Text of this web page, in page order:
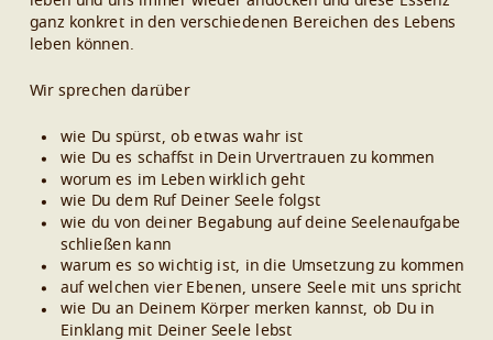
ganz konkret in den verschiedenen Bereichen des Lebens
leben können.
Wir sprechen darüber
wie Du spürst, ob etwas wahr ist
wie Du es schaffst in Dein Urvertrauen zu kommen
worum es im Leben wirklich geht
wie Du dem Ruf Deiner Seele folgst
wie du von deiner Begabung auf deine Seelenaufgabe
schließen kann
warum es so wichtig ist, in die Umsetzung zu kommen
auf welchen vier Ebenen, unsere Seele mit uns spricht
wie Du an Deinem Körper merken kannst, ob Du in
Einklang mit Deiner Seele lebst